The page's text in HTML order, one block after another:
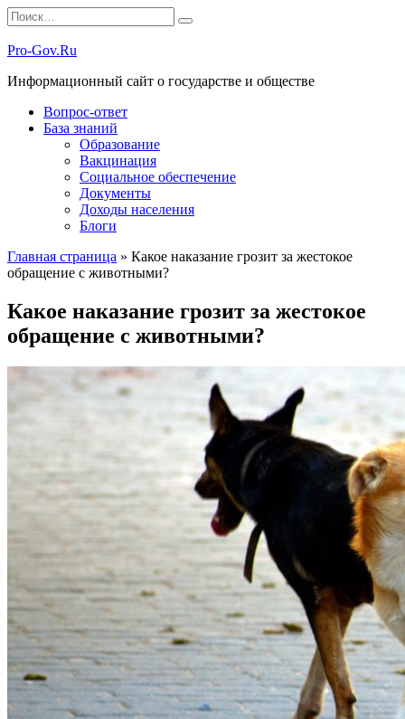
Перейти
к
содержанию
Search
for:
Pro-Gov.Ru
Информационный сайт о государстве и обществе
Вопрос-ответ
База знаний
Образование
Вакцинация
Социальное обеспечение
Документы
Доходы населения
Блоги
Главная страница » Какое наказание грозит за жестокое
обращение с животными?
Какое наказание грозит за жестокое
обращение с животными?